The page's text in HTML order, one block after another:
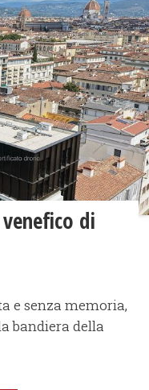
di
e senza memoria,
bandiera della